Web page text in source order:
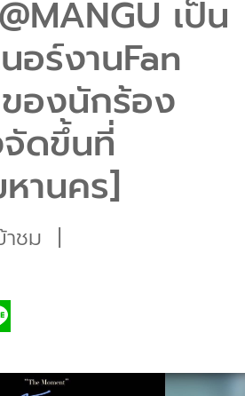
เป็น
อร์งานFan
องนักร้อง
ดขึ้นที่
านคร]
ชม |